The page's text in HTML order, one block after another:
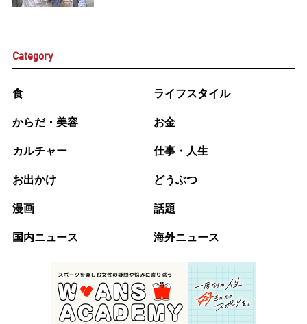
Category
食 ライフスタイル
からだ・美容 お金
カルチャー 仕事・人生
お出かけ どうぶつ
漫画 話題
国内ニュース 海外ニュース